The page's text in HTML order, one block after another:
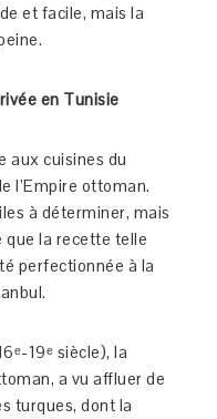
et facile, mais la
en Tunisie
aux cuisines du
l’Empire ottoman.
à déterminer, mais
que la recette telle
perfectionnée à la
19ᵉ siècle), la
a vu affluer de
turques, dont la